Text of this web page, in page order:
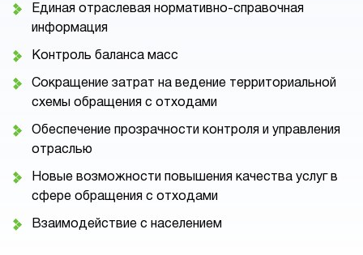
Единая отраслевая нормативно-справочная
информация
Контроль баланса масс
Сокращение затрат на ведение территориальной
схемы обращения с отходами
Обеспечение прозрачности контроля и управления
отраслью
Новые возможности повышения качества услуг в
сфере обращения с отходами
Взаимодействие с населением